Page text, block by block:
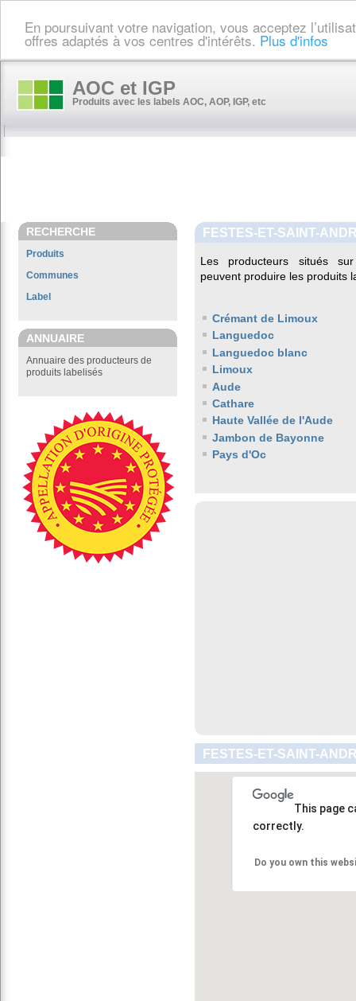
En poursuivant votre navigation, vous acceptez
offres adaptés à vos centres d'intérêts. Plus d'infos
AOC et IGP
Produits avec les labels AOC, AOP, IGP, etc
RECHERCHE
Produits
Communes
Label
ANNUAIRE
Annuaire des producteurs de
produits labelisés
FESTES-ET-SAINT-
Les producteurs situés
peuvent produire les produits
Crémant de Limoux
Languedoc
Languedoc blanc
Limoux
Aude
Cathare
Haute Vallée de l'Aude
Jambon de Bayonne
Pays d'Oc
FESTES-ET-SAINT-
This page
correctly.
Do you own this